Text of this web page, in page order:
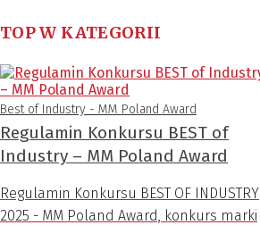
TOP W KATEGORII
Best of Industry - MM Poland Award
Regulamin Konkursu BEST of
Industry – MM Poland Award
Regulamin Konkursu BEST OF INDUSTRY
2025 - MM Poland Award, konkurs marki